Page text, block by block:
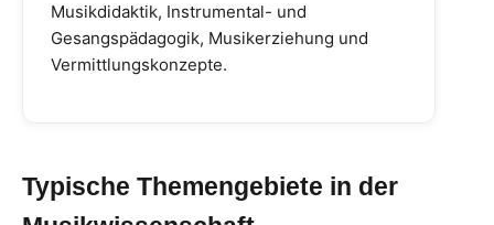
Musikdidaktik, Instrumental- und
Gesangspädagogik, Musikerziehung und
Vermittlungskonzepte.
Typische Themengebiete in der